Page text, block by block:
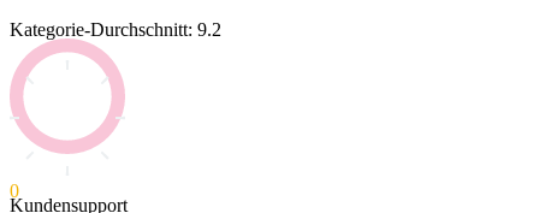
Kategorie-Durchschnitt: 9.2
0
Kundensupport